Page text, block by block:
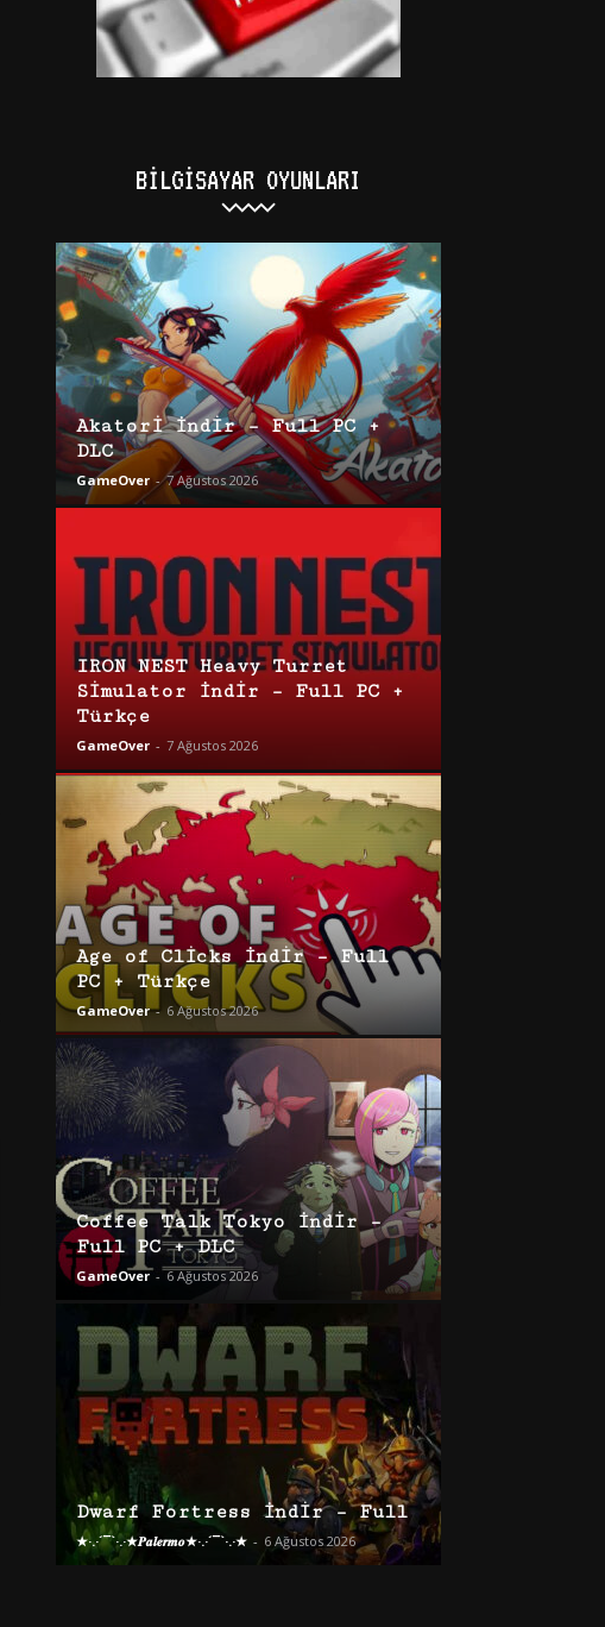
BILGISAYAR OYUNLARI
Akatori İndir – Full PC +
DLC
GameOver - 7 Ağustos 2026
IRON NEST Heavy Turret
Simulator İndir – Full PC +
Türkçe
GameOver - 7 Ağustos 2026
Age of Clicks İndir – Full
PC + Türkçe
GameOver - 6 Ağustos 2026
Coffee Talk Tokyo İndir –
Full PC + DLC
GameOver - 6 Ağustos 2026
Dwarf Fortress İndir – Full
★·.·´¯`·.·★𝑷𝒂𝒍𝒆𝒓𝒎𝒐★·.·´¯`·.·★ - 6 Ağustos 2026